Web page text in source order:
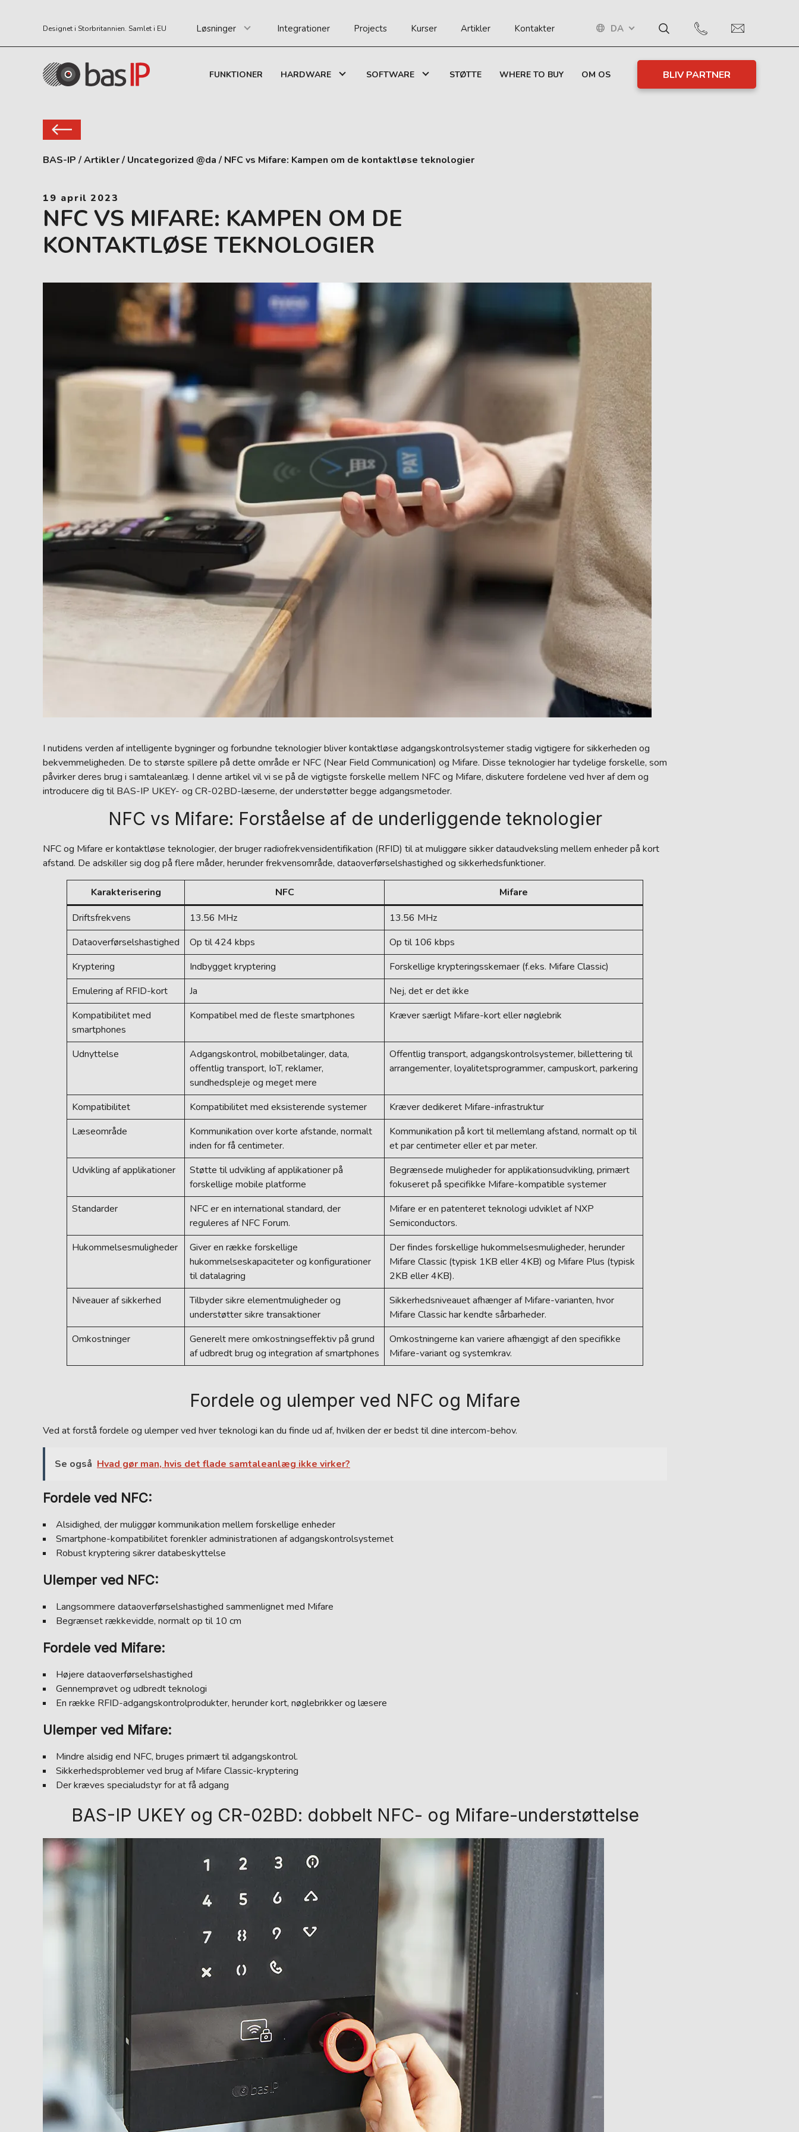
Designet i Storbritannien. Samlet i EU Løsninger Integrationer Projects Kurser Artikler Kontakter DA
FUNKTIONER HARDWARE SOFTWARE STØTTE WHERE TO BUY OM OS BLIV PARTNER
BAS-IP /Artikler/ Uncategorized @da / NFC vs Mifare: Kampen om de kontaktløse teknologier
19 april 2023
NFC VS MIFARE: KAMPEN OM DE
KONTAKTLØSE TEKNOLOGIER
I nutidens verden af intelligente bygninger og forbundne teknologier bliver kontaktløse adgangskontrolsystemer stadig vigtigere for sikkerheden og
bekvemmeligheden. De to største spillere på dette område er NFC (Near Field Communication) og Mifare. Disse teknologier har tydelige forskelle, som
påvirker deres brug i samtaleanlæg. I denne artikel vil vi se på de vigtigste forskelle mellem NFC og Mifare, diskutere fordelene ved hver af dem og
introducere dig til BAS-IP UKEY- og CR-02BD-læserne, der understøtter begge adgangsmetoder.
NFC vs Mifare: Forståelse af de underliggende teknologier
NFC og Mifare er kontaktløse teknologier, der bruger radiofrekvensidentifikation (RFID) til at muliggøre sikker dataudveksling mellem enheder på kort
afstand. De adskiller sig dog på flere måder, herunder frekvensområde, dataoverførselshastighed og sikkerhedsfunktioner.
Karakterisering NFC
Mifare
Driftsfrekvens
13.56 MHz
13.56 MHz
Dataoverførselshastighed
Op til 424 kbps
Op til 106 kbps
Kryptering
Indbygget kryptering
Forskellige krypteringsskemaer (f.eks. Mifare Classic)
Emulering af RFID-kort
Ja
Nej, det er det ikke
Kompatibilitet med
smartphones
Kompatibel med de fleste smartphones Kræver særligt Mifare-kort eller nøglebrik
Udnyttelse
Adgangskontrol, mobilbetalinger, data,
offentlig transport, IoT, reklamer,
sundhedspleje og meget mere
Offentlig transport, adgangskontrolsystemer, billettering til
arrangementer, loyalitetsprogrammer, campuskort, parkering
Kompatibilitet Kompatibilitet med eksisterende systemer
Kræver dedikeret Mifare-infrastruktur
Læseområde
Kommunikation over korte afstande, normalt
inden for få centimeter.
Kommunikation på kort til mellemlang afstand, normalt op til
et par centimeter eller et par meter.
Udvikling af applikationer
Støtte til udvikling af applikationer på
forskellige mobile platforme
Begrænsede muligheder for applikationsudvikling, primært
fokuseret på specifikke Mifare-kompatible systemer
Standarder
NFC er en international standard, der
reguleres af NFC Forum.
Mifare er en patenteret teknologi udviklet af NXP
Semiconductors.
Hukommelsesmuligheder
Giver en række forskellige
hukommelseskapaciteter og konfigurationer
til datalagring
Der findes forskellige hukommelsesmuligheder, herunder
Mifare Classic (typisk 1KB eller 4KB) og Mifare Plus (typisk
2KB eller 4KB).
Niveauer af sikkerhed
Tilbyder sikre elementmuligheder og
understøtter sikre transaktioner
Sikkerhedsniveauet afhænger af Mifare-varianten, hvor
Mifare Classic har kendte sårbarheder.
Omkostninger
Generelt mere omkostningseffektiv på grund
af udbredt brug og integration af smartphones
Omkostningerne kan variere afhængigt af den specifikke
Mifare-variant og systemkrav.
Fordele og ulemper ved NFC og Mifare
Ved at forstå fordele og ulemper ved hver teknologi kan du finde ud af, hvilken der er bedst til dine intercom-behov.
Se også Hvad gør man, hvis det flade samtaleanlæg ikke virker?
Fordele ved NFC:
Alsidighed, der muliggør kommunikation mellem forskellige enheder
Smartphone-kompatibilitet forenkler administrationen af adgangskontrolsystemet
Robust kryptering sikrer databeskyttelse
Ulemper ved NFC:
Langsommere dataoverførselshastighed sammenlignet med Mifare
Begrænset rækkevidde, normalt op til 10 cm
Fordele ved Mifare:
Højere dataoverførselshastighed
Gennemprøvet og udbredt teknologi
En række RFID-adgangskontrolprodukter, herunder kort, nøglebrikker og læsere
Ulemper ved Mifare:
Mindre alsidig end NFC, bruges primært til adgangskontrol.
Sikkerhedsproblemer ved brug af Mifare Classic-kryptering
Der kræves specialudstyr for at få adgang
BAS-IP UKEY og CR-02BD: dobbelt NFC- og Mifare-understøttelse